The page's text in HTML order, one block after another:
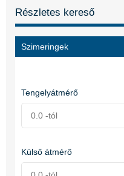
Részletes kereső
Szimeringek
Tengelyátmérő
Külső átmérő